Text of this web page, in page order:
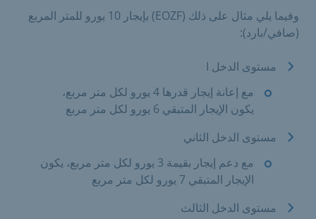
وفيما يلي مثال على ذلك (EOZF) بإيجار 10 يورو للمتر المربع
(صافي/بارد):
مستوى الدخل I
مع إعانة إيجار قدرها 4 يورو لكل متر مربع،
يكون الإيجار المتبقي 6 يورو لكل متر مربع
مستوى الدخل الثاني
مع دعم إيجار بقيمة 3 يورو لكل متر مربع، يكون
الإيجار المتبقي 7 يورو لكل متر مربع
مستوى الدخل الثالث